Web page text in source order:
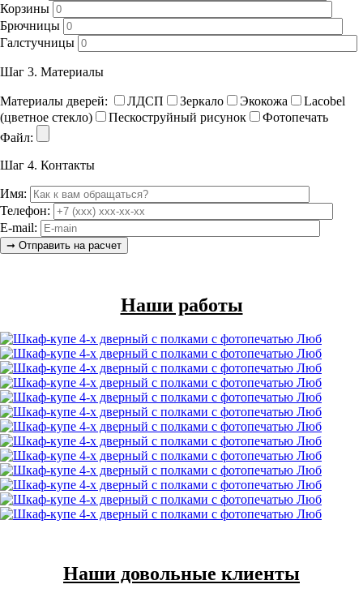
Корзины
Брючницы
Галстучницы
Шаг 3. Материалы
Материалы дверей: ЛДСП Зеркало Экокожа
Lacobel
(цветное стекло)
Пескоструйный рисунок
Фотопечать
Файл:
Шаг 4. Контакты
Имя:
Телефон:
E-mail:
Наши работы
Наши довольные клиенты